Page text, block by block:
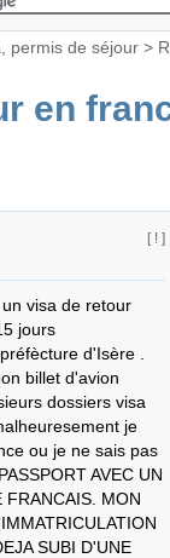
permis de séjour>
en
[ ! ]
visa de retour
jours
d'Isère .
billet d'avion
dossiers visa
je
ou je ne sais pas
AVEC UN
FRANCAIS. MON
SUBI D'UNE